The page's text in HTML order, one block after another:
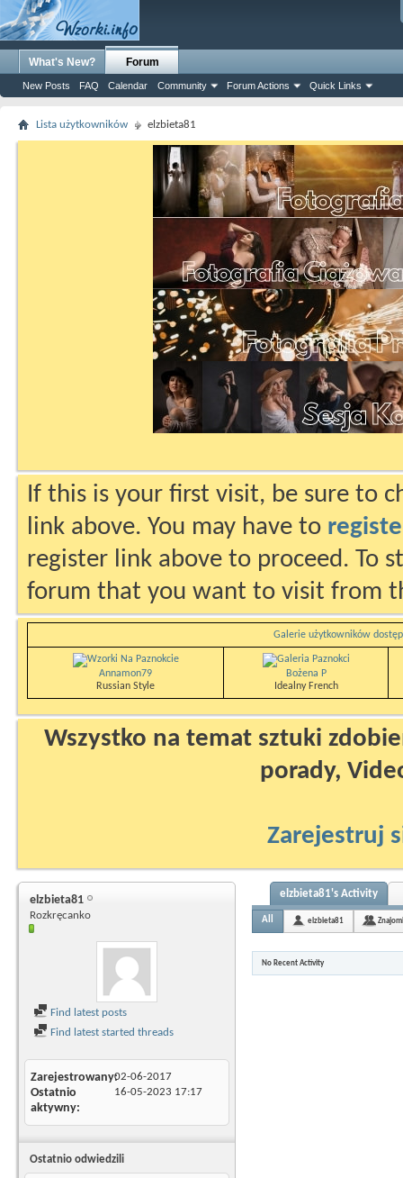
What's New? Forum
New Posts FAQ Calendar Community Forum Actions Quick Links
Lista użytkowników elzbieta81
If this is your first visit, be sure to
link above. You may have to
register link above to proceed. To
forum that you want to visit from
Galerie użytkowników
Annamon79
Russian Style
Bożena P
Idealny French
Wszystko na temat sztuki
porady,
Zarejestruj
elzbieta81
Rozkręcanko
Find latest posts
Find latest started threads
Zarejestrowany02-06-2017
Ostatnio
aktywny
16-05-2023 17:17
Ostatnio odwiedzili
elzbieta81's Activity
All elzbieta81 Znajomi
No Recent Activity